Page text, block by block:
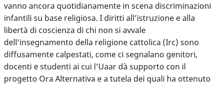
vanno ancora quotidianamente in scena discriminazioni
infantili su base religiosa. I diritti all’istruzione e alla
libertà di coscienza di chi non si avvale
dell’insegnamento della religione cattolica (Irc) sono
diffusamente calpestati, come ci segnalano genitori,
docenti e studenti ai cui l’Uaar dà supporto con il
progetto Ora Alternativa e a tutela dei quali ha ottenuto